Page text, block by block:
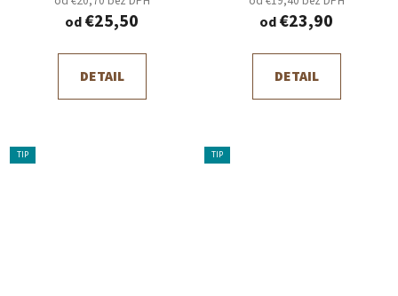
od€25,50
DETAIL
od€23,90
DETAIL
TIP TIP